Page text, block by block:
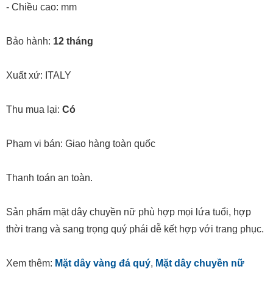
- Chiều cao: mm
Bảo hành: 12 tháng
Xuất xứ: ITALY
Thu mua lại: Có
Phạm vi bán: Giao hàng toàn quốc
Thanh toán an toàn.
Sản phẩm mặt dây chuyền nữ phù hợp mọi lứa tuổi, hợp
thời trang và sang trọng quý phái dễ kết hợp với trang phục.
Xem thêm: Mặt dây vàng đá quý, Mặt dây chuyền nữ